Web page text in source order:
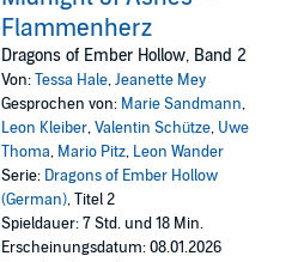
Flammenherz
Dragons of Ember Hollow, Band 2
Von:Tessa Hale,Jeanette Mey
Gesprochen von: Marie Sandmann,
Leon Kleiber,Valentin Schütze, Uwe
Thoma, Mario Pitz, Leon Wander
Serie: Dragons of Ember Hollow
(German), Titel 2
Spieldauer: 7 Std. und 18 Min.
Erscheinungsdatum: 08.01.2026